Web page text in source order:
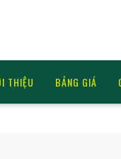
THIỆU BẢNG GIÁ